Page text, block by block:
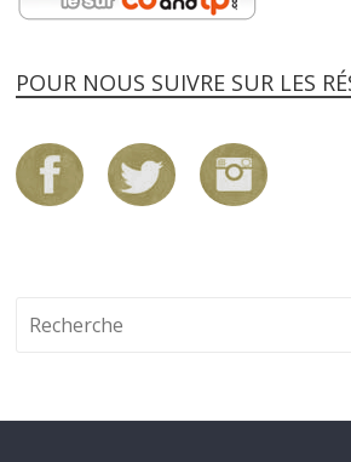
POUR NOUS SUIVRE SUR LES